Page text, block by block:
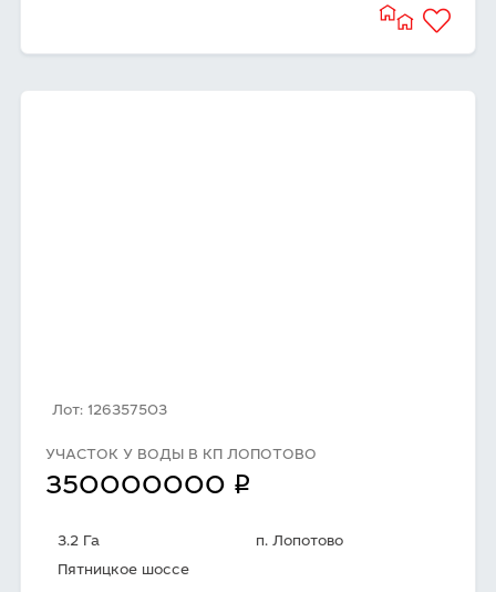
Лот: 126357503
УЧАСТОК У ВОДЫ В КП ЛОПОТОВО
350000000 q
3.2 Га
п. Лопотово
Пятницкое шоссе